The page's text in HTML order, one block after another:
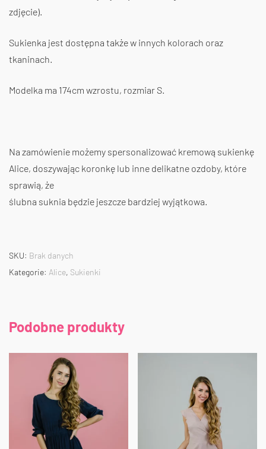
zdjęcie).
Sukienka jest dostępna także w innych kolorach oraz
tkaninach.
Modelka ma 174cm wzrostu, rozmiar S.
Na zamówienie możemy spersonalizować kremową sukienkę
Alice, doszywając koronkę lub inne delikatne ozdoby, które
sprawią, że
ślubna suknia będzie jeszcze bardziej wyjątkowa.
SKU: Brak danych
Kategorie: Alice, Sukienki
Podobne produkty